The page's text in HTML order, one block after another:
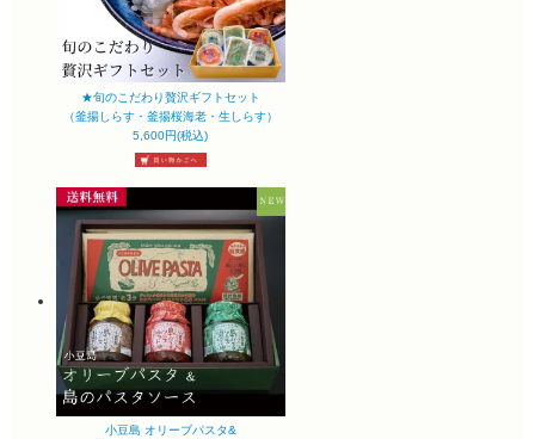
★旬のこだわり贅沢ギフトセット
（釜揚しらす・釜揚桜海老・生しらす）
5,600円(税込)
小豆島 オリーブパスタ&